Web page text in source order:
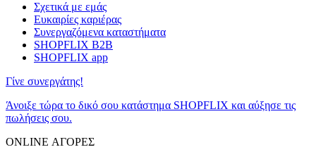
Σχετικά με εμάς
Ευκαιρίες καριέρας
Συνεργαζόμενα καταστήματα
SHOPFLIX B2B
SHOPFLIX app
Γίνε συνεργάτης!
Άνοιξε τώρα το δικό σου κατάστημα SHOPFLIX και αύξησε τις
πωλήσεις σου.
ONLINE ΑΓΟΡΕΣ